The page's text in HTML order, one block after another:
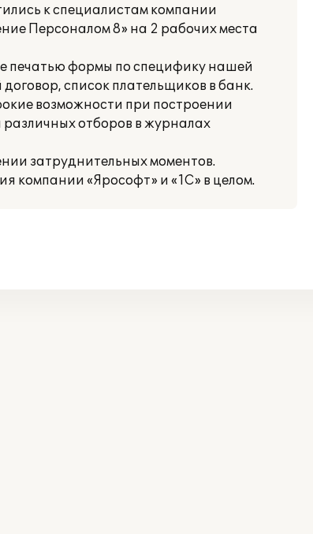
к специалистам компании
Персоналом 8» на 2 рабочих места
печатью формы по специфику нашей
список плательщиков в банк.
возможности при построении
отборов в журналах
затруднительных моментов.
компании «Ярософт» и «1С» в целом.